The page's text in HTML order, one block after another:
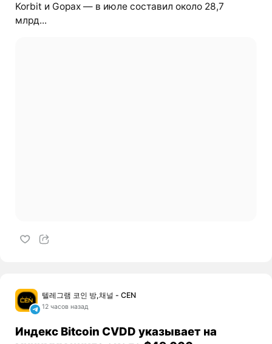
Korbit и Gopax — в июле составил около 28,7
млрд...
텔레그램 코인 방,채널 - CEN
12 часов назад
Индекс Bitcoin CVDD указывает на